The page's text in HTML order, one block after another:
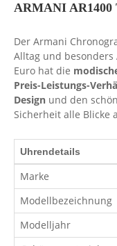
ARMANI
Der Armani
Alltag und besonders
Euro hat die
Preis-Leistungs-
Design und den
Sicherheit alle Blicke
Uhrendetails
Marke
Modellbezeichnung
Modelljahr